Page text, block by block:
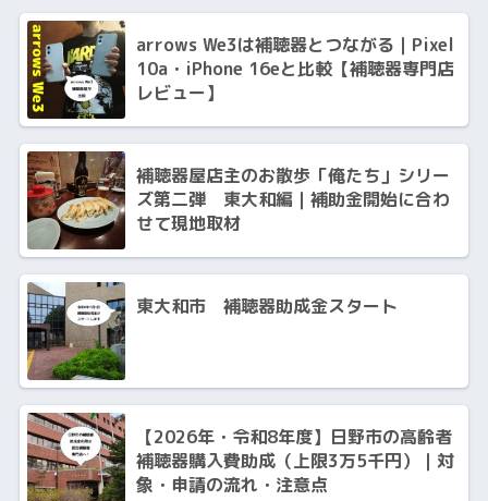
arrows We3は補聴器とつながる｜Pixel
10a・iPhone 16eと比較【補聴器専門店
レビュー】
補聴器屋店主のお散歩「俺たち」シリー
ズ第二弾 東大和編｜補助金開始に合わ
せて現地取材
東大和市 補聴器助成金スタート
【2026年・令和8年度】日野市の高齢者
補聴器購入費助成（上限3万5千円）｜対
象・申請の流れ・注意点